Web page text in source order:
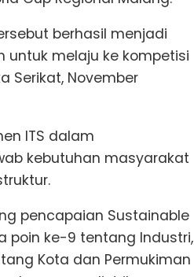
berhasil menjadi
untuk melaju ke kompetisi
Serikat, November
ITS dalam
kebutuhan masyarakat
pencapaian Sustainable
poin ke-9 tentang Industri,
Kota dan Permukiman